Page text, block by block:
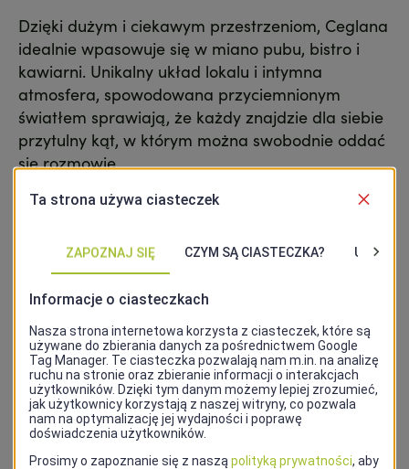
Dzięki dużym i ciekawym przestrzeniom, Ceglana
idealnie wpasowuje się w miano pubu, bistro i
kawiarni. Unikalny układ lokalu i intymna
atmosfera, spowodowana przyciemnionym
światłem sprawiają, że każdy znajdzie dla siebie
przytulny kąt, w którym można swobodnie oddać
się rozmowie.
Latem równie klimatycznie jest na zewnątrz, w
Ceglana to także szeroka gama serwowanych
nieprzypadkowo wyselekcjonowana muzyka,
która jest nieodłącznym elementem każdego
wieczoru.
Adres
ul. Owocowa 14, 70-213 Szczecin